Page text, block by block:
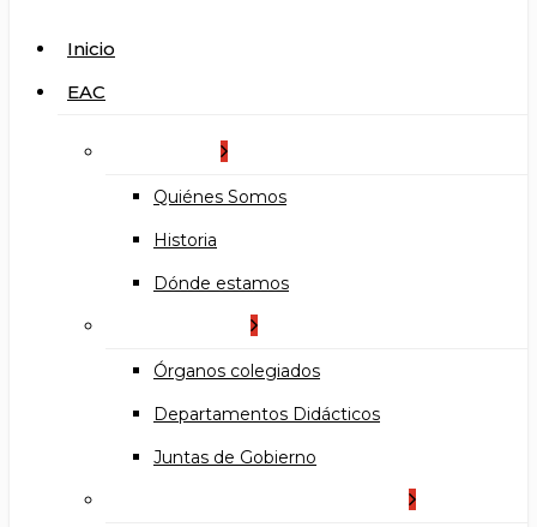
search
Menu
Inicio
EAC
Quiénes Somos
Historia
Dónde estamos
Órganos colegiados
Departamentos Didácticos
Juntas de Gobierno